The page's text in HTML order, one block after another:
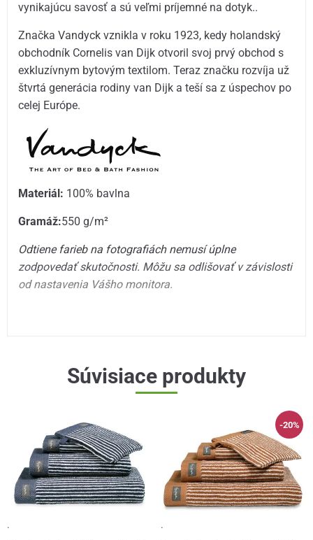
vynikajúcu savosť a sú veľmi príjemné na dotyk..
Značka Vandyck vznikla v roku 1923, kedy holandský
obchodník Cornelis van Dijk otvoril svoj prvý obchod s
exkluzívnym bytovým textilom. Teraz značku rozvíja už
štvrtá generácia rodiny van Dijk a teší sa z úspechov po
celej Európe.
Materiál: 100% bavlna
Gramáž:550 g/m²
Odtiene farieb na fotografiách nemusí úplne
zodpovedať skutočnosti. Môžu sa odlišovať v závislosti
od nastavenia Vášho monitora.
Súvisiace produkty
·
-20%
·